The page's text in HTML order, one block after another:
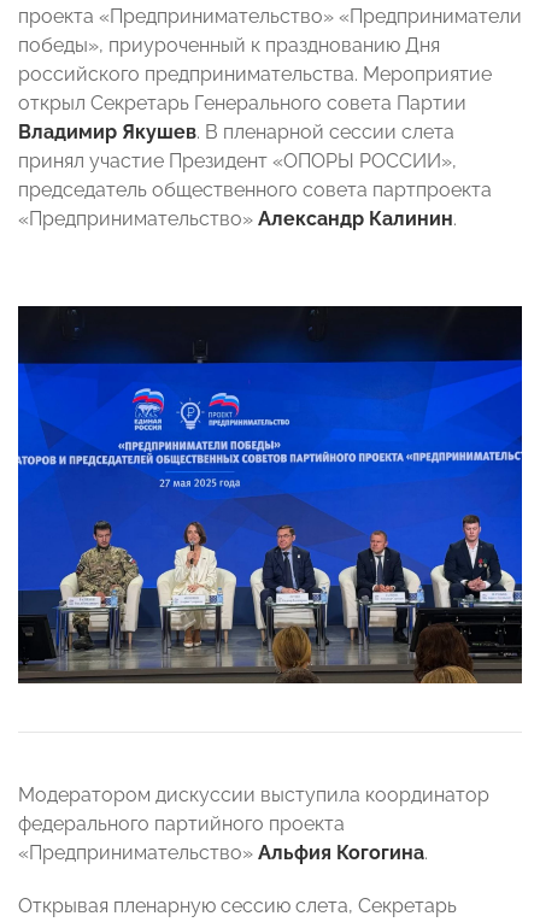
проекта «Предпринимательство» «Предприниматели
победы», приуроченный к празднованию Дня
российского предпринимательства. Мероприятие
открыл Секретарь Генерального совета Партии
Владимир Якушев. В пленарной сессии слета
принял участие Президент «ОПОРЫ РОССИИ»,
председатель общественного совета партпроекта
«Предпринимательство» Александр Калинин.
Модератором дискуссии выступила координатор
федерального партийного проекта
«Предпринимательство» Альфия Когогина.
Открывая пленарную сессию слета, Секретарь